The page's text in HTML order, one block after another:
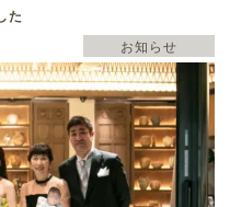
た
お知らせ